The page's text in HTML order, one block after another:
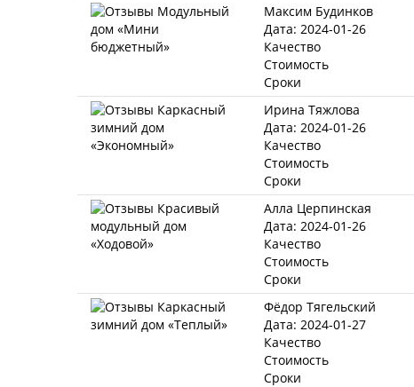
Максим Будинков
Дата: 2024-01-26
Качество
Стоимость
Сроки
Ирина Тяжлова
Дата: 2024-01-26
Качество
Стоимость
Сроки
Алла Церпинская
Дата: 2024-01-26
Качество
Стоимость
Сроки
Фёдор Тягельский
Дата: 2024-01-27
Качество
Стоимость
Сроки